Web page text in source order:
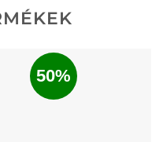
50%